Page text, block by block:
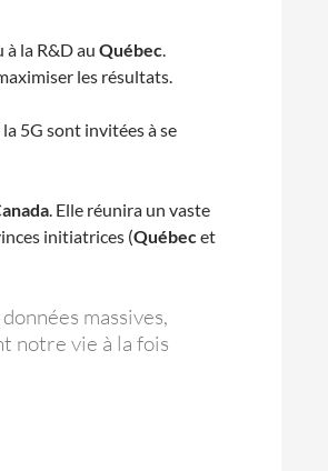
à la R&D au Québec.
les résultats.
5G sont invitées à se
. Elle réunira un vaste
initiatrices (Québecet
massives,
notre vie à la fois